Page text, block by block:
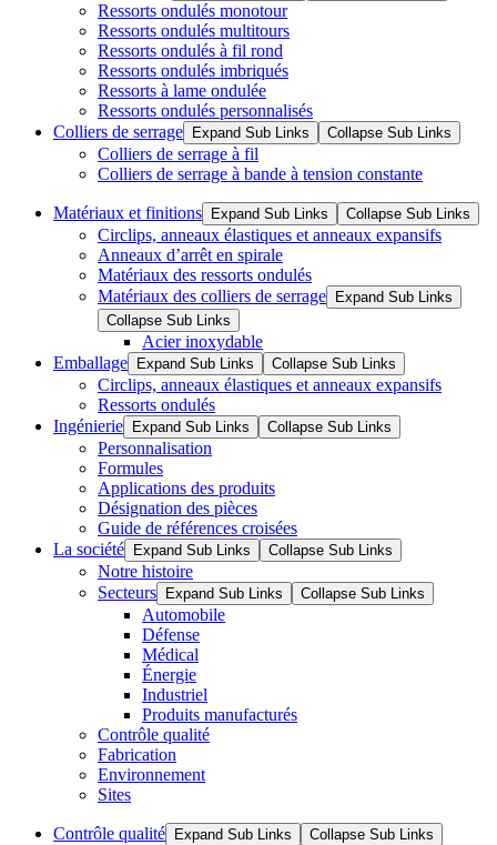
Ressorts ondulés monotour
Ressorts ondulés multitours
Ressorts ondulés à fil rond
Ressorts ondulés imbriqués
Ressorts à lame ondulée
Ressorts ondulés personnalisés
Colliers de serrage
Expand Sub Links Collapse Sub Links
Colliers de serrage à fil
Colliers de serrage à bande à tension constante
Matériaux et finitions Expand Sub Links Collapse Sub Links
Circlips, anneaux élastiques et anneaux expansifs
Anneaux d’arrêt en spirale
Matériaux des ressorts ondulés
Matériaux des colliers de serrage
Expand Sub Links
Collapse Sub Links
Acier inoxydable
Emballage
Expand Sub Links Collapse Sub Links
Circlips, anneaux élastiques et anneaux expansifs
Ressorts ondulés
Ingénierie
Expand Sub Links Collapse Sub Links
Personnalisation
Formules
Applications des produits
Désignation des pièces
Guide de références croisées
La société
Expand Sub Links Collapse Sub Links
Notre histoire
Secteurs
Expand Sub Links Collapse Sub Links
Automobile
Défense
Médical
Énergie
Industriel
Produits manufacturés
Contrôle qualité
Fabrication
Environnement
Sites
Contrôle qualité Expand Sub Links Collapse Sub Links